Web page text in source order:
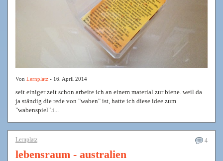
Von Lernplatz - 16. April 2014
seit einiger zeit schon arbeite ich an einem material zur biene. weil da
ja ständig die rede von "waben" ist, hatte ich diese idee zum
"wabenspiel".i...
4
Lernplatz
lebensraum - australien